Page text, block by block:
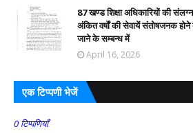
87 खण्ड शिक्षा अधिकारियों की
अंकित वर्षों की सेवायें संतोषजनक
जाने के सम्बन्ध में
April 16, 2026
एक टिप्पणी भेजें
0 टिप्पणियाँ